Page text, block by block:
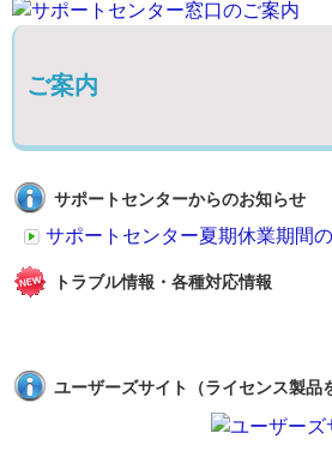
ご案内
サポートセンターからのお知らせ
サポートセンター夏期休業期間
トラブル情報・各種対応情報
ユーザーズサイト（ライセンス製品